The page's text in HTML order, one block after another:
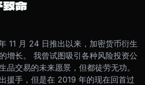
命
11 月 24 日推出以来，加密货币衍生
增长。 我曾试图吸引各种风险投资公
品交易的未来愿景，但都徒劳无功。
援手，但是在 2019 年的现在回首过